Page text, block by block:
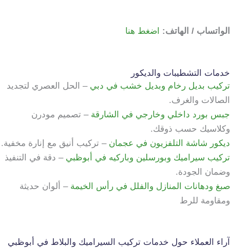
الواتساب / الهاتف: اضغط هنا
خدمات التشطيبات والديكور
تركيب بديل رخام وبديل خشب في دبي – الحل العصري لتجديد
الصالات والغرف.
جبس بورد داخلي وخارجي في الشارقة – تصميم مودرن
وكلاسيك حسب ذوقك.
ديكور شاشة التلفزيون في عجمان – تركيب أنيق مع إنارة مخفية.
تركيب سيراميك وبورسلين وباركيه في أبوظبي– دقة في التنفيذ
وضمان الجودة.
صبغ ودهانات المنازل والفلل في رأس الخيمة – ألوان حديثة
ومقاومة للرط
آراء العملاء حول خدمات تركيب السيراميك والبلاط في أبوظبي